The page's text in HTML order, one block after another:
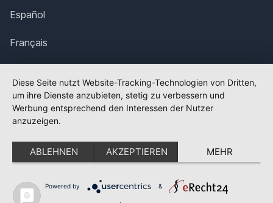
Español
Français
Polska
Português
Nederlands
Svenska
Diese Seite nutzt Website-Tracking-Technologien von Dritten,
um ihre Dienste anzubieten, stetig zu verbessern und
Werbung entsprechend den Interessen der Nutzer
anzuzeigen.
ABLEHNEN AKZEPTIEREN MEHR
Powered by &